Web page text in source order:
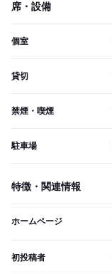
席・設備
個室
貸切
禁煙・喫煙
駐車場
特徴・関連情報
ホームページ
初投稿者